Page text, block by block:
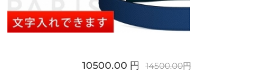
10500.00 円 14500.00円